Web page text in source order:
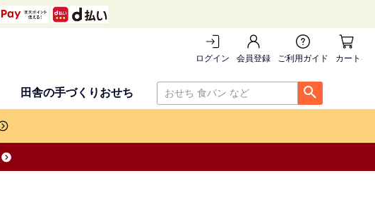
ログイン 会員登録 ご利用ガイド カートを
田舎の手づくりおせち